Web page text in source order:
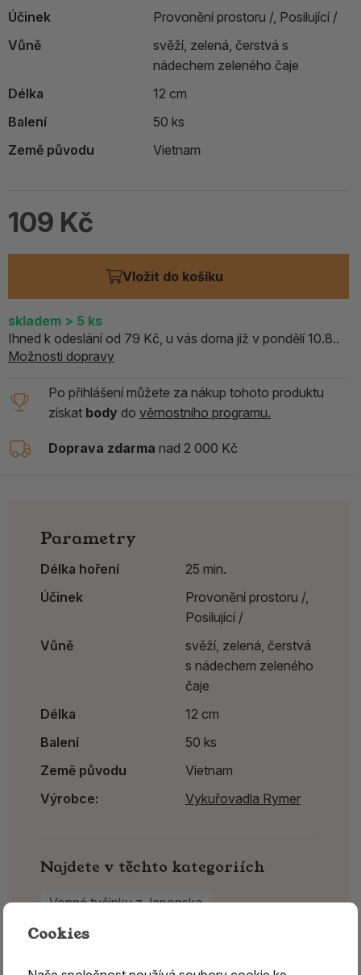
Účinek
Provonění prostoru /, Posilující /
Vůně
svěží, zelená, čerstvá s
nádechem zeleného čaje
Délka
12 cm
Balení
50 ks
Země původu
Vietnam
109 Kč
Vložit do košíku
skladem > 5 ks
Ihned k odeslání od 79 Kč, u vás doma již v pondělí 10.8..
Možnosti dopravy
Po přihlášení můžete za nákup tohoto produktu
získat body do věrnostního programu.
Doprava zdarma nad 2 000 Kč
Parametry
Délka hoření
25 min.
Účinek
Provonění prostoru /,
Posilující /
Vůně
svěží, zelená, čerstvá
s nádechem zeleného
čaje
Délka
12 cm
Balení
50 ks
Země původu
Vietnam
Výrobce:
Vykuřovadla Rymer
Najdete v těchto kategoriích
Vonné tyčinky z Japonska
Japonské vonné tyčinky Nippon Kodo
Cookies